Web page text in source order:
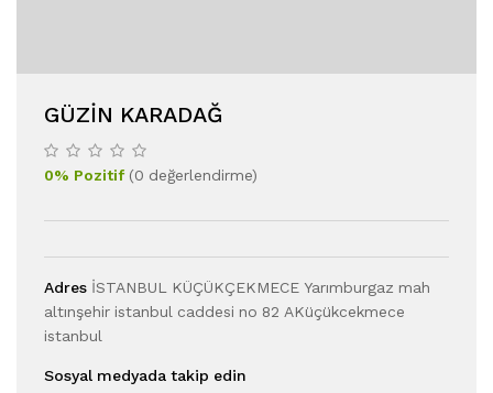
GÜZIN KARADAĞ
0% Pozitif(0 değerlendirme)
Adres İSTANBUL KÜÇÜKÇEKMECE Yarımburgaz mah
altınşehir istanbul caddesi no 82 AKüçükcekmece
istanbul
Sosyal medyada takip edin